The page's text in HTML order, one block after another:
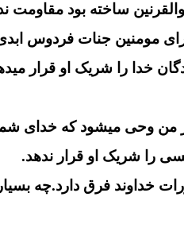
ساخته بود
مومنین جنات فردوس
خدا را شریک او قرار
بر من وحی میشود که
را شریک او قرار ندهد.
خداوند فرق دارد.چه بسیار